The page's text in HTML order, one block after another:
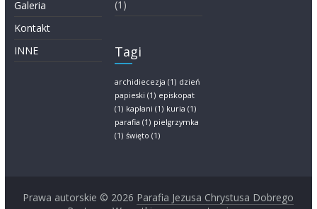
Galeria
Kontakt
INNE
(1)
Tagi
archidiecezja (1) dzień
papieski (1) episkopat
(1) kapłani (1) kuria (1)
parafia (1) pielgrzymka
(1) święto (1)
Prawa autorskie © 2026 Parafia Jezusa Chrystusa Dobrego